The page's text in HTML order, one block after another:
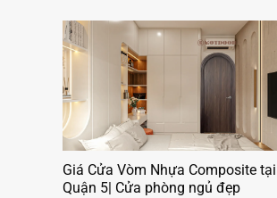
Giá Cửa Vòm Nhựa Composite tại
Quận 5| Cửa phòng ngủ đẹp